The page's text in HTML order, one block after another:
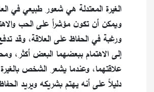
الغيرة المعتدلة هي شعور طبيعي في
ويمكن أن تكون مؤشراً على الحب
ورغبة في الحفاظ على العلاقة، وقد
إلى الاهتمام ببعضهما البعض أكثر،
علاقتهما، وعندما يشعر الشخص
دليلاً على أنه يهتم بشريكه ويريد